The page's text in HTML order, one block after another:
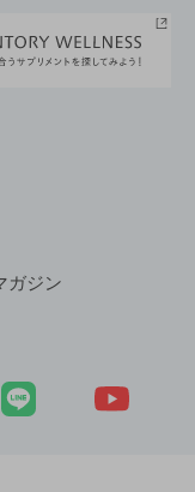
ガジン